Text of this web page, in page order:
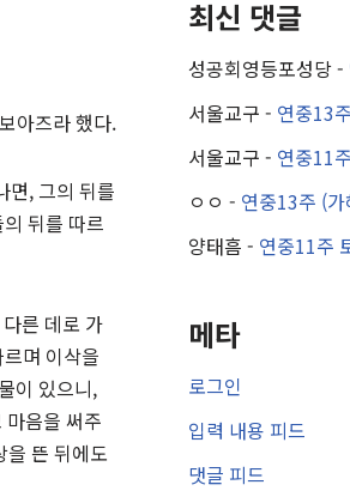
아즈라 했다.
면, 그의 뒤를
뒤를 따르
른 데로 가
며 이삭을
이 있으니,
음을 써주
을 뜬 뒤에도
최신 댓글
성공회영등포성당-
서울교구 - 연중13
서울교구 - 연중11
ㅇㅇ - 연중13주 (가
양태흠 - 연중11주
메타
로그인
입력 내용 피드
댓글 피드